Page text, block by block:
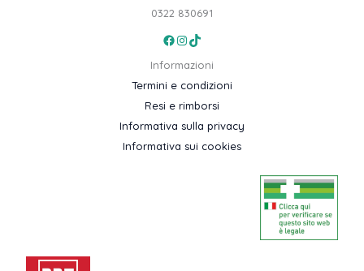
0322 830691
Facebook
Instagram
TikTok
Informazioni
Termini e condizioni
Resi e rimborsi
Informativa sulla privacy
Informativa sui cookies